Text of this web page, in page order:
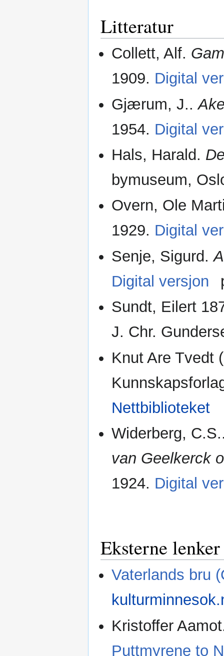
Litteratur
Collett, Alf.
1909. Digital
Gjærum, J..
1954. Digital
Hals, Harald.
bymuseum,
Overn, Ole
1929. Digital
Senje, Sigurd.
Digital versjon
Sundt, Eilert
J. Chr.
Knut Are Tvedt
Nettbiblioteket
Widerberg,
van Geelkerck
1924. Digital
Eksterne lenker
Vaterlands bru
Kristoffer
Puttmyrene to